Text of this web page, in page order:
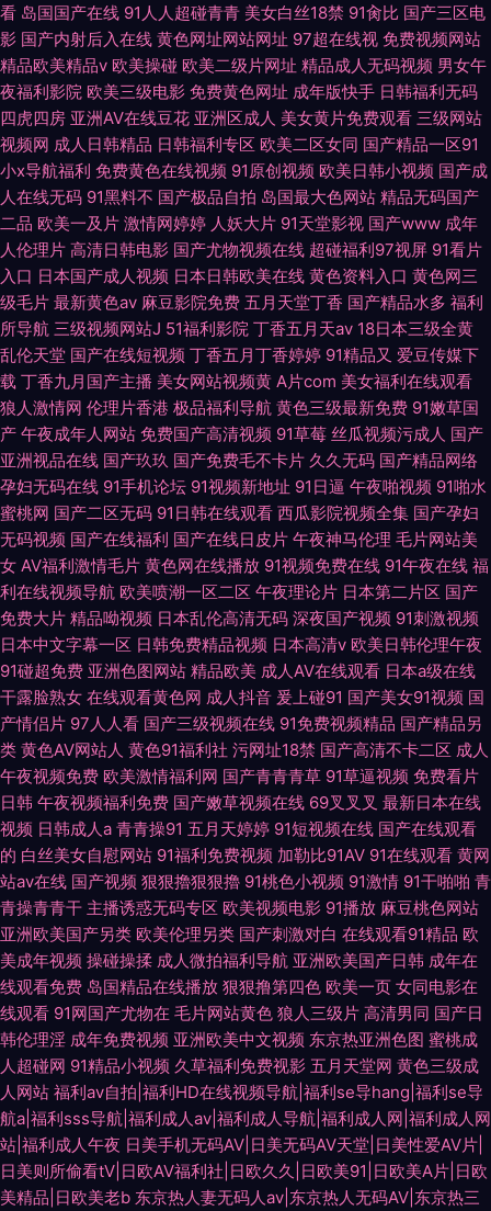
看 岛国国产在线 91人人超碰青青 美女白丝18禁 91肏比 国产三区电
影 国产内射后入在线 黄色网址网站网址 97超在线视 免费视频网站
精品欧美精品v 欧美操碰 欧美二级片网址 精品成人无码视频 男女午
夜福利影院 欧美三级电影 免费黄色网址 成年版快手 日韩福利无码
四虎四房 亚洲AV在线豆花 亚洲区成人 美女黄片免费观看 三级网站
视频网 成人日韩精品 日韩福利专区 欧美二区女同 国产精品一区91
小x导航福利 免费黄色在线视频 91原创视频 欧美日韩小视频 国产成
人在线无码 91黑料不 国产极品自拍 岛国最大色网站 精品无码国产
二品 欧美一及片 激情网婷婷 人妖大片 91天堂影视 国产www 成年
人伦理片 高清日韩电影 国产尤物视频在线 超碰福利97视屏 91看片
入口 日本国产成人视频 日本日韩欧美在线 黄色资料入口 黄色网三
级毛片 最新黄色av 麻豆影院免费 五月天堂丁香 国产精品水多 福利
所导航 三级视频网站J 51福利影院 丁香五月天av 18日本三级全黄
乱伦天堂 国产在线短视频 丁香五月丁香婷婷 91精品又 爱豆传媒下
载 丁香九月国产主播 美女网站视频黄 A片com 美女福利在线观看
狼人激情网 伦理片香港 极品福利导航 黄色三级最新免费 91嫩草国
产 午夜成年人网站 免费国产高清视频 91草莓 丝瓜视频污成人 国产
亚洲视品在线 国产玖玖 国产免费毛不卡片 久久无码 国产精品网络
孕妇无码在线 91手机论坛 91视频新地址 91日逼 午夜啪视频 91啪水
蜜桃网 国产二区无码 91日韩在线观看 西瓜影院视频全集 国产孕妇
无码视频 国产在线福利 国产在线日皮片 午夜神马伦理 毛片网站美
女 AV福利激情毛片 黄色网在线播放 91视频免费在线 91午夜在线 福
利在线视频导航 欧美喷潮一区二区 午夜理论片 日本第二片区 国产
免费大片 精品呦视频 日本乱伦高清无码 深夜国产视频 91刺激视频
日本中文字幕一区 日韩免费精品视频 日本高清v 欧美日韩伦理午夜
91碰超免费 亚洲色图网站 精品欧美 成人AV在线观看 日本a级在线
干露脸熟女 在线观看黄色网 成人抖音 爰上碰91 国产美女91视频 国
产情侣片 97人人看 国产三级视频在线 91免费视频精品 国产精品另
类 黄色AV网站人 黄色91福利社 污网址18禁 国产高清不卡二区 成人
午夜视频免费 欧美激情福利网 国产青青青草 91草逼视频 免费看片
日韩 午夜视频福利免费 国产嫩草视频在线 69叉叉叉 最新日本在线
视频 日韩成人a 青青操91 五月天婷婷 91短视频在线 国产在线观看
的 白丝美女自慰网站 91福利免费视频 加勒比91AV 91在线观看 黄网
站av在线 国产视频 狠狠擼狠狠擼 91桃色小视频 91激情 91干啪啪 青
青操青青干 主播诱惑无码专区 欧美视频电影 91播放 麻豆桃色网站
亚洲欧美国产另类 欧美伦理另类 国产刺激对白 在线观看91精品 欧
美成年视频 操碰操揉 成人微拍福利导航 亚洲欧美国产日韩 成年在
线观看免费 岛国精品在线播放 狠狠撸第四色 欧美一页 女同电影在
线观看 91网国产尤物在 毛片网站黄色 狼人三级片 高清男同 国产日
韩伦理淫 成年免费视频 亚洲欧美中文视频 东京热亚洲色图 蜜桃成
人超碰网 91精品小视频 久草福利免费视影 五月天堂网 黄色三级成
人网站 福利av自拍|福利HD在线视频导航|福利se导hang|福利se导
航a|福利sss导航|福利成人av|福利成人导航|福利成人网|福利成人网
站|福利成人午夜 日美手机无码AV|日美无码AV天堂|日美性爱AV片|
日美则所偷看tV|日欧AV福利社|日欧久久|日欧美91|日欧美A片|日欧
美精品|日欧美老b 东京热人妻无码人av|东京热人无码AV|东京热三